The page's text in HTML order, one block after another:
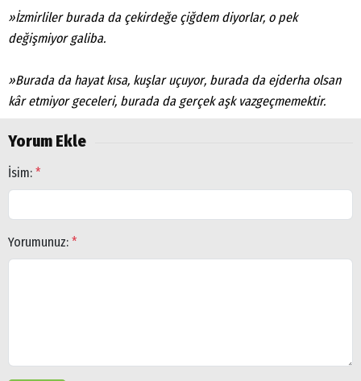
»İzmirliler burada da çekirdeğe çiğdem diyorlar, o pek
değişmiyor galiba.
»Burada da hayat kısa, kuşlar uçuyor, burada da ejderha olsan
kâr etmiyor geceleri, burada da gerçek aşk vazgeçmemektir.
Yorum Ekle
İsim: *
Yorumunuz: *
Ağrı
Doğubayazıt